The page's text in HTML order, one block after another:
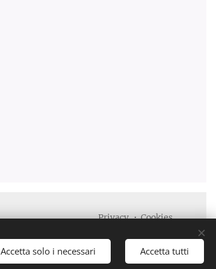
Privacy
Cookies
Accetta solo i necessari Accetta tutti